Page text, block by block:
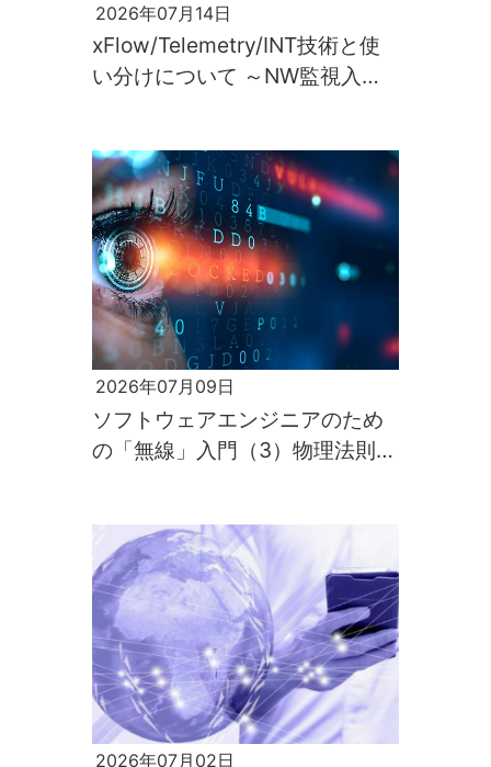
2026年07月14日
xFlow/Telemetry/INT技術と使
い分けについて ～NW監視入門
2026年07月09日
ソフトウェアエンジニアのため
の「無線」入門（3）物理法則が
2026年07月02日